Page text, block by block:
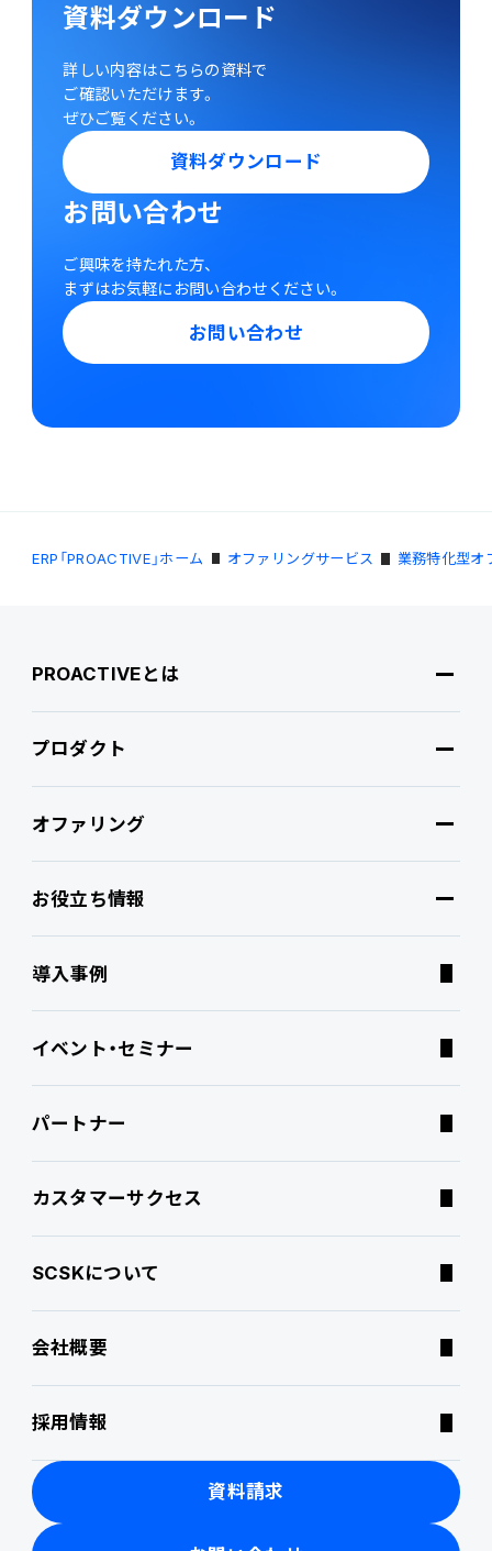
資料ダウンロード
詳しい内容はこちらの資料で
ご確認いただけます。
ぜひご覧ください。
資料ダウンロード
お問い合わせ
ご興味を持たれた方、
まずはお気軽にお問い合わせください。
お問い合わせ
ERP「PROACTIVE」ホーム オファリングサービス 業務特化型オ
資料請求
PROACTIVEとは
PROACTIVEとは
特長・選ばれる理由
ブランドコア
PROACTIVE AI
ATWILL Platform
プロダクト
プロダクト
機能
Fit to Standard
Best Practice
連携ソリューション
サポートサービス
オファリング
オファリング
業務特化型オファリング
業界特化型オファリング
経営課題別オファリング
お役立ち情報
お役立ち情報
資料ダウンロード
よくあるご質問
コラム
特集記事
ニュース・トピックス
製品関連動画
導入事例
イベント・セミナー
パートナー
カスタマーサクセス
SCSKについて
会社概要
採用情報